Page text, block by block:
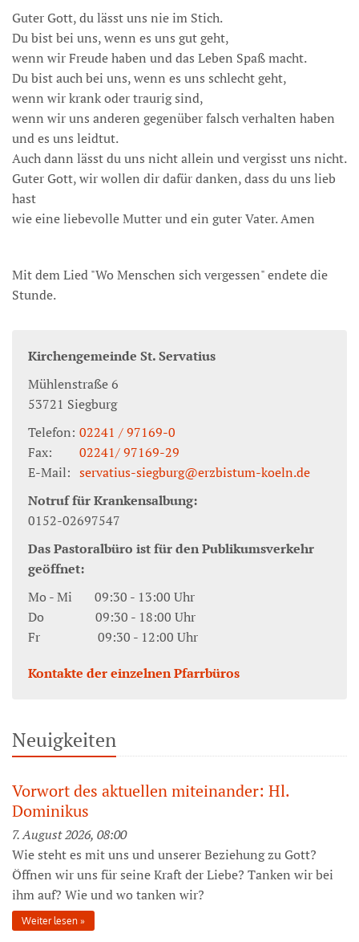
Guter Gott, du lässt uns nie im Stich.
Du bist bei uns, wenn es uns gut geht,
wenn wir Freude haben und das Leben Spaß macht.
Du bist auch bei uns, wenn es uns schlecht geht,
wenn wir krank oder traurig sind,
wenn wir uns anderen gegenüber falsch verhalten haben
und es uns leidtut.
Auch dann lässt du uns nicht allein und vergisst uns nicht.
Guter Gott, wir wollen dir dafür danken, dass du uns lieb
hast
wie eine liebevolle Mutter und ein guter Vater. Amen
Mit dem Lied "Wo Menschen sich vergessen" endete die
Stunde.
Kirchengemeinde St. Servatius
Mühlenstraße 6
53721 Siegburg
Telefon: 02241 / 97169-0
Fax:
02241/ 97169-29
E-Mail: servatius-siegburg@erzbistum-koeln.de
Notruf für Krankensalbung:
0152-02697547
Das Pastoralbüro ist für den Publikumsverkehr
geöffnet:
Mo - Mi 09:30 - 13:00 Uhr
Do 09:30 - 18:00 Uhr
Fr 09:30 - 12:00 Uhr
Kontakte der einzelnen Pfarrbüros
Neuigkeiten
Vorwort des aktuellen miteinander: Hl.
Dominikus
7. August 2026, 08:00
Wie steht es mit uns und unserer Beziehung zu Gott?
Öffnen wir uns für seine Kraft der Liebe? Tanken wir bei
ihm auf? Wie und wo tanken wir?
Weiter lesen